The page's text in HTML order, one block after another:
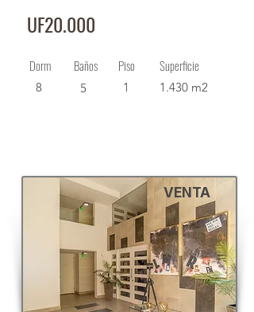
UF20.000
Dorm
8
Baños
5
Piso
1
Superficie
1.430 m2
VENTA